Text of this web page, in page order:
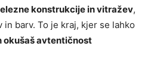
konstrukcije in vitražev,
in barv. To je kraj, kjer se lahko
okušaš avtentičnost